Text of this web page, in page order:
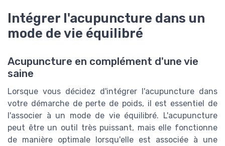
Intégrer l'acupuncture dans un
mode de vie équilibré
Acupuncture en complément d'une vie
saine
Lorsque vous décidez d'intégrer l'acupuncture dans
votre démarche de perte de poids, il est essentiel de
l'associer à un mode de vie équilibré. L'acupuncture
peut être un outil très puissant, mais elle fonctionne
de manière optimale lorsqu'elle est associée à une